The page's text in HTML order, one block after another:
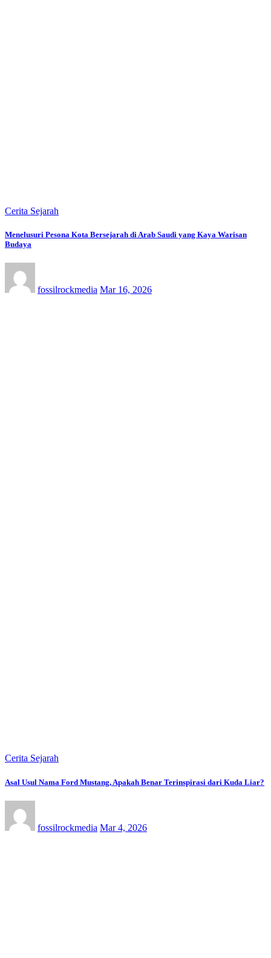
Cerita Sejarah
Menelusuri Pesona Kota Bersejarah di Arab Saudi yang Kaya Warisan
Budaya
fossilrockmedia Mar 16, 2026
Cerita Sejarah
Asal Usul Nama Ford Mustang, Apakah Benar Terinspirasi dari Kuda Liar?
fossilrockmedia Mar 4, 2026